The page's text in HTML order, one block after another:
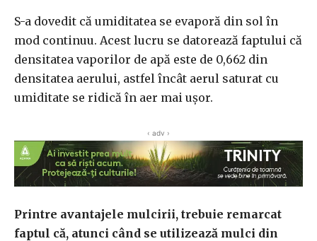
S-a dovedit că umiditatea se evaporă din sol în
mod continuu. Acest lucru se datorează faptului că
densitatea vaporilor de apă este de 0,662 din
densitatea aerului, astfel încât aerul saturat cu
umiditate se ridică în aer mai ușor.
‹ adv ›
Printre avantajele mulcirii, trebuie remarcat
faptul că, atunci când se utilizează mulci din